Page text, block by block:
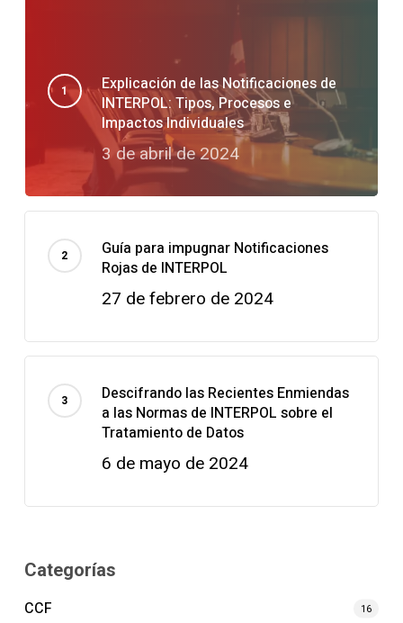
Explicación de las Notificaciones de
INTERPOL: Tipos, Procesos e
Impactos Individuales
3 de abril de 2024
Guía para impugnar Notificaciones
Rojas de INTERPOL
27 de febrero de 2024
Descifrando las Recientes Enmiendas
a las Normas de INTERPOL sobre el
Tratamiento de Datos
6 de mayo de 2024
Categorías
CCF
16